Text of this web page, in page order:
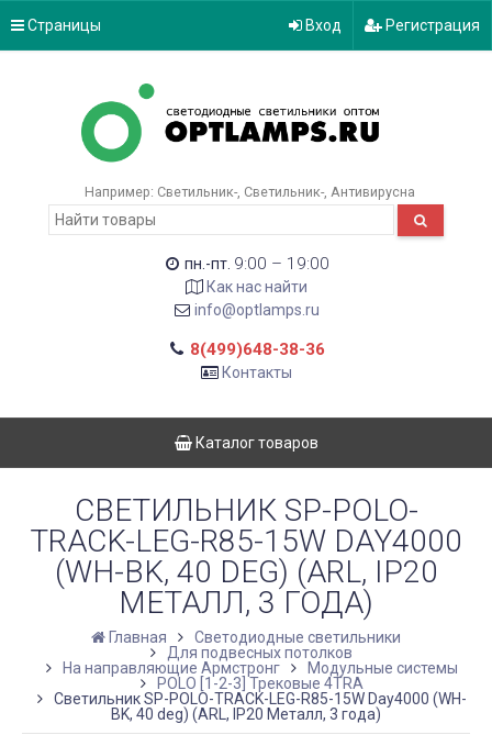
Страницы Вход Регистрация
Например: Светильник- Светильник- Антивирусна
пн.-пт. 9:00 – 19:00
Как нас найти
info@optlamps.ru
8(499)648-38-36
Контакты
Каталог товаров
СВЕТИЛЬНИК SP-POLO-
TRACK-LEG-R85-15W DAY4000
(WH-BK, 40 DEG) (ARL, IP20
МЕТАЛЛ, 3 ГОДА)
Главная
Светодиодные светильники
Для подвесных потолков
На направляющие Армстронг
Модульные системы
POLO [1-2-3] Трековые 4TRA
Светильник SP-POLO-TRACK-LEG-R85-15W Day4000 (WH-
BK, 40 deg) (ARL, IP20 Металл, 3 года)